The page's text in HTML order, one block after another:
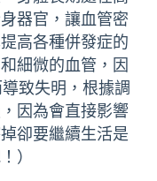
器官，讓血管密
高各種併發症的
細微的血管，因
致失明，根據調
因為會直接影響
卻要繼續生活是
）